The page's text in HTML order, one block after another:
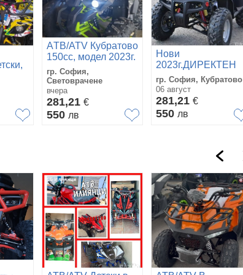
AТВ/ATV Кубратово
150сс, модел 2023г.
с новата визия и
подобрен двигател-
директен вносител-
топ цени
гр. София,
Световрачене
вчера
281,21 €
550 лв
Нови
2023г.ДИРЕКТЕН
ВНОС- АТВта и
Кросови на едро и
дребно+Резервни
Части и Гуми-
София. Кубратово
гр. София, Кубратово
06 август
281,21 €
550 лв